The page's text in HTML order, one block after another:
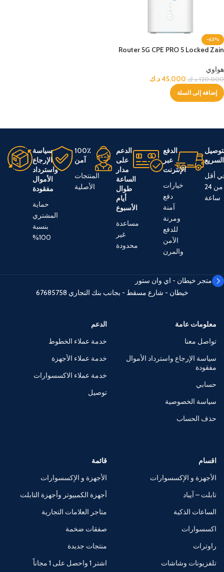
-63%
Router 5G CPE PRO 5 Locked Zain
هواوي
120.000 د.ك 45.000د.ك
إضافة إلى السلة
السريع
أقل
من 24
ساعة
الدفع
عبر
الإنترنت
خيارات
دفع
آمنة
ومرنة
للدفع
الآمن
والمرن
الدعم
على
مدار
الساعة
طوال
أيام
الأسبوع
مساعدة
غير
محدودة
100٪
آمن
المنتجات
الأصلية
سياسة
الإرجاع
واسترداد
الأموال
مفقودة
حماية
المشتري
بنسبة
100%
متجر خيطان - اي وان ستور
خيطان - شارع مسقط - بجانب بنك التجاري 67685758
معلومات عامة
تواصل معنا
سياسة الإرجاع واسترداد الأموال
مفقودة
حسابي
سياسة الخصوصية
حذف الحساب
الدعم
خدمة عملاء الخطوط
خدمة عملاء الأجهزة
خدمة عملاء الاكسسوارات
توصيل
اقسام
الأجهزة و الإكسسوارات
تابلت – آيباد
الساعات الذكية
اكسسوارات
راوترات
تلفزيونات وشاشات
قائمة
الأجهزة و الإكسسوارات
أجهزة الكمبيوتر وأجهزة التابلت
متاجر العلامات التجارية
صفقات ضخمة
منتجات جديدة
اشتر 1 واحصل على 1 مجاناً